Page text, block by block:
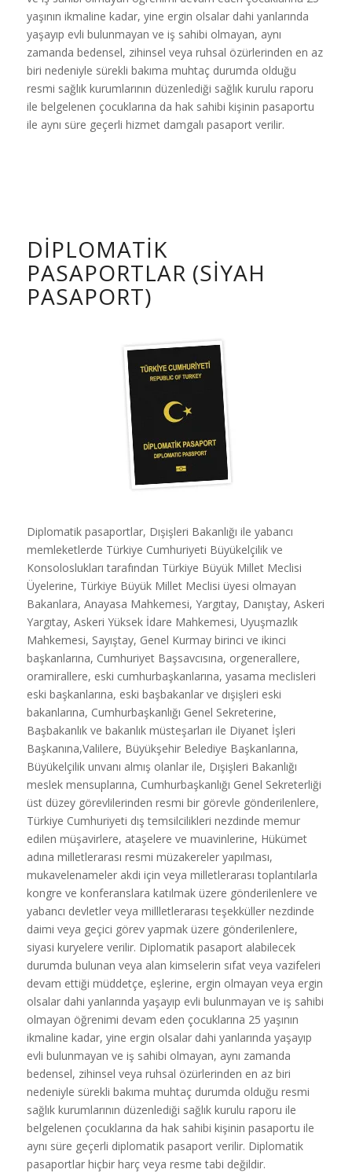
yaşının ikmaline kadar, yine ergin olsalar dahi yanlarında
yaşayıp evli bulunmayan ve iş sahibi olmayan, aynı
zamanda bedensel, zihinsel veya ruhsal özürlerinden en az
biri nedeniyle sürekli bakıma muhtaç durumda olduğu
resmi sağlık kurumlarının düzenlediği sağlık kurulu raporu
ile belgelenen çocuklarına da hak sahibi kişinin pasaportu
ile aynı süre geçerli hizmet damgalı pasaport verilir.
DIPLOMATIK
PASAPORTLAR (SIYAH
PASAPORT)
Diplomatik pasaportlar, Dışişleri Bakanlığı ile yabancı
memleketlerde Türkiye Cumhuriyeti Büyükelçilik ve
Konsoloslukları tarafından Türkiye Büyük Millet Meclisi
Üyelerine, Türkiye Büyük Millet Meclisi üyesi olmayan
Bakanlara, Anayasa Mahkemesi, Yargıtay, Danıştay, Askeri
Yargıtay, Askeri Yüksek İdare Mahkemesi, Uyuşmazlık
Mahkemesi, Sayıştay, Genel Kurmay birinci ve ikinci
başkanlarına, Cumhuriyet Başsavcısına, orgenerallere,
oramirallere, eski cumhurbaşkanlarına, yasama meclisleri
eski başkanlarına, eski başbakanlar ve dışişleri eski
bakanlarına, Cumhurbaşkanlığı Genel Sekreterine,
Başbakanlık ve bakanlık müsteşarları ile Diyanet İşleri
Başkanına,Valilere, Büyükşehir Belediye Başkanlarına,
Büyükelçilik unvanı almış olanlar ile, Dışişleri Bakanlığı
meslek mensuplarına, Cumhurbaşkanlığı Genel Sekreterliği
üst düzey görevlilerinden resmi bir görevle gönderilenlere,
Türkiye Cumhuriyeti dış temsilcilikleri nezdinde memur
edilen müşavirlere, ataşelere ve muavinlerine, Hükümet
adına milletlerarası resmi müzakereler yapılması,
mukavelenameler akdi için veya milletlerarası toplantılarla
kongre ve konferanslara katılmak üzere gönderilenlere ve
yabancı devletler veya millletlerarası teşekküller nezdinde
daimi veya geçici görev yapmak üzere gönderilenlere,
siyasi kuryelere verilir. Diplomatik pasaport alabilecek
durumda bulunan veya alan kimselerin sıfat veya vazifeleri
devam ettiği müddetçe, eşlerine, ergin olmayan veya ergin
olsalar dahi yanlarında yaşayıp evli bulunmayan ve iş sahibi
olmayan öğrenimi devam eden çocuklarına 25 yaşının
ikmaline kadar, yine ergin olsalar dahi yanlarında yaşayıp
evli bulunmayan ve iş sahibi olmayan, aynı zamanda
bedensel, zihinsel veya ruhsal özürlerinden en az biri
nedeniyle sürekli bakıma muhtaç durumda olduğu resmi
sağlık kurumlarının düzenlediği sağlık kurulu raporu ile
belgelenen çocuklarına da hak sahibi kişinin pasaportu ile
aynı süre geçerli diplomatik pasaport verilir. Diplomatik
pasaportlar hiçbir harç veya resme tabi değildir.